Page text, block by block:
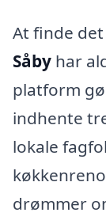
At finde
Såby har
platform
indhente
lokale
drømmer